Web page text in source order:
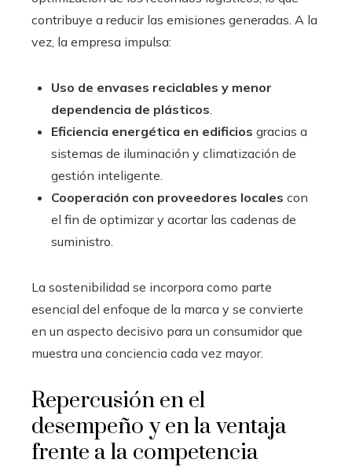
contribuye a reducir las emisiones generadas. A la
vez, la empresa impulsa:
Uso de envases reciclables y menor
dependencia de plásticos
Eficiencia energética en edificios gracias a
sistemas de iluminación y climatización de
gestión inteligente.
Cooperación con proveedores locales con
el fin de optimizar y acortar las cadenas de
suministro.
La sostenibilidad se incorpora como parte
esencial del enfoque de la marca y se convierte
en un aspecto decisivo para un consumidor que
muestra una conciencia cada vez mayor.
Repercusión en el
desempeño y en la ventaja
frente a la competencia